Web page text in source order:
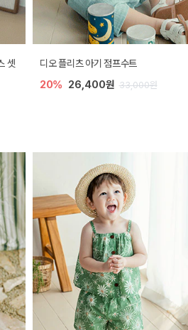
셋
디오 플리츠 아기 점프수트
20% 26,400원 33,000원